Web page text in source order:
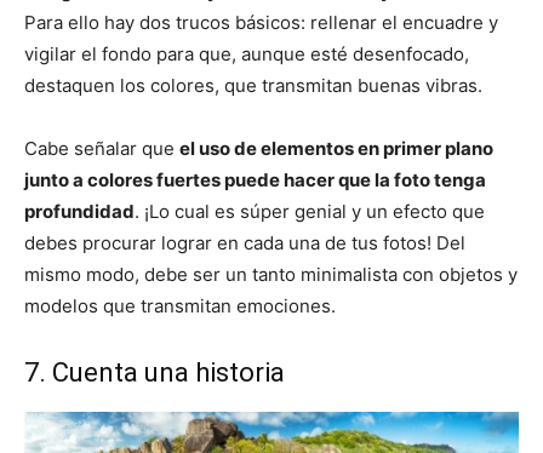
Para ello hay dos trucos básicos: rellenar el encuadre y
vigilar el fondo para que, aunque esté desenfocado,
destaquen los colores, que transmitan buenas vibras.
Cabe señalar que el uso de elementos en primer plano
junto a colores fuertes puede hacer que la foto tenga
profundidad. ¡Lo cual es súper genial y un efecto que
debes procurar lograr en cada una de tus fotos! Del
mismo modo, debe ser un tanto minimalista con objetos y
modelos que transmitan emociones.
7. Cuenta una historia